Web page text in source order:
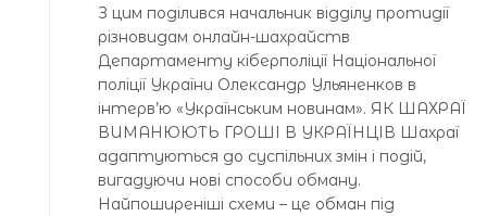
З цим поділився начальник відділу протидії
різновидам онлайн-шахрайств
Департаменту кіберполіції Національної
поліції України Олександр Ульяненков в
інтерв’ю «Українським новинам». ЯК ШАХРАЇ
ВИМАНЮЮТЬ ГРОШІ В УКРАЇНЦІВ Шахраї
адаптуються до суспільних змін і подій,
вигадуючи нові способи обману.
Найпоширеніші схеми – це обман під